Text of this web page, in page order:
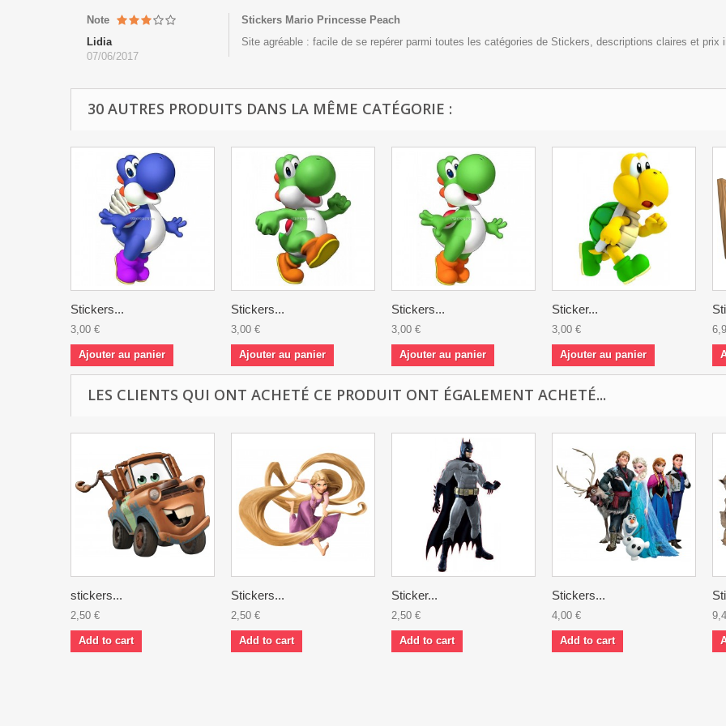
Note
Lidia
07/06/2017
Stickers Mario Princesse Peach
Site agréable : facile de se repérer parmi toutes les catégories de Stickers, descriptions claires et prix
30 AUTRES PRODUITS DANS LA MÊME CATÉGORIE :
Stickers...
3,00 €
Ajouter au panier
Stickers...
3,00 €
Ajouter au panier
Stickers...
3,00 €
Ajouter au panier
Sticker...
3,00 €
Ajouter au panier
LES CLIENTS QUI ONT ACHETÉ CE PRODUIT ONT ÉGALEMENT ACHETÉ...
stickers...
2,50 €
Add to cart
Stickers...
2,50 €
Add to cart
Sticker...
2,50 €
Add to cart
Stickers...
4,00 €
Add to cart